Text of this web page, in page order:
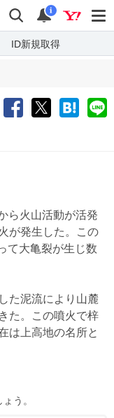
検索 通知
i
ID新規取得
ら火山活動が活発
が発生した。この
て大亀裂が生じ数
た泥流により山麓
た。この噴火で梓
は上高地の名所と
う。